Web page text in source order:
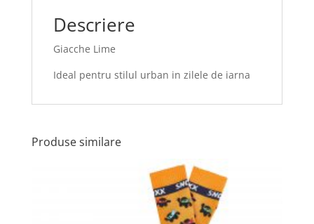
Descriere
Giacche Lime
Ideal pentru stilul urban in zilele de iarna
Produse similare